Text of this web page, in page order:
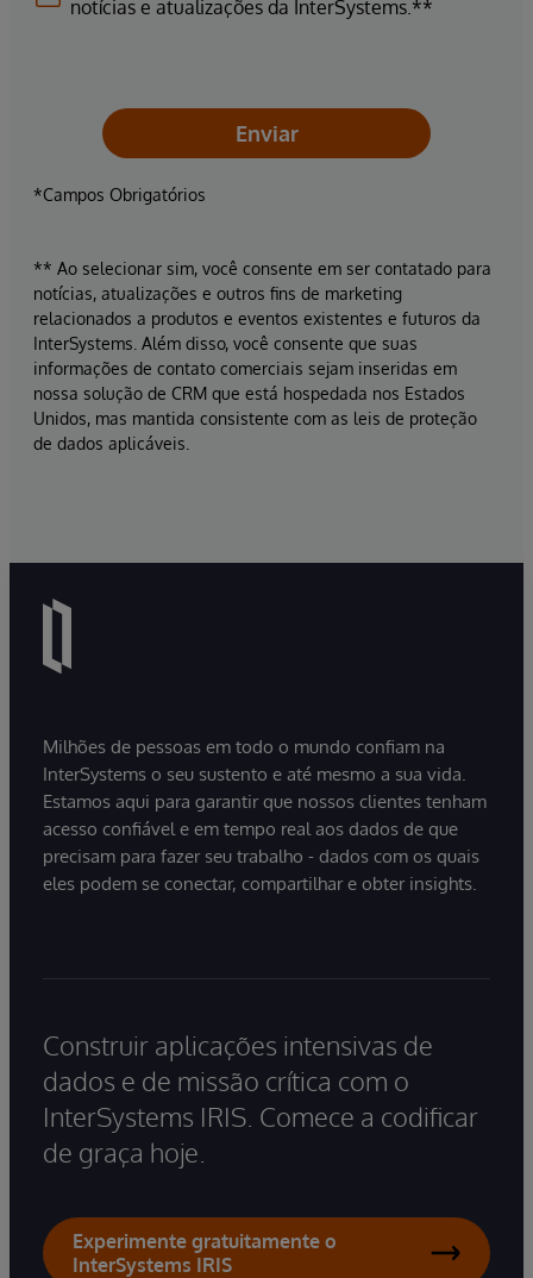
notícias e atualizações da InterSystems.**
Enviar
*Campos Obrigatórios
** Ao selecionar sim, você consente em ser contatado para
notícias, atualizações e outros fins de marketing
relacionados a produtos e eventos existentes e futuros da
InterSystems. Além disso, você consente que suas
informações de contato comerciais sejam inseridas em
nossa solução de CRM que está hospedada nos Estados
Unidos, mas mantida consistente com as leis de proteção
de dados aplicáveis.
Milhões de pessoas em todo o mundo confiam na
InterSystems o seu sustento e até mesmo a sua vida.
Estamos aqui para garantir que nossos clientes tenham
acesso confiável e em tempo real aos dados de que
precisam para fazer seu trabalho - dados com os quais
eles podem se conectar, compartilhar e obter insights.
Construir aplicações intensivas de
dados e de missão crítica com o
InterSystems IRIS. Comece a codificar
de graça hoje.
Experimente gratuitamente o
InterSystems IRIS